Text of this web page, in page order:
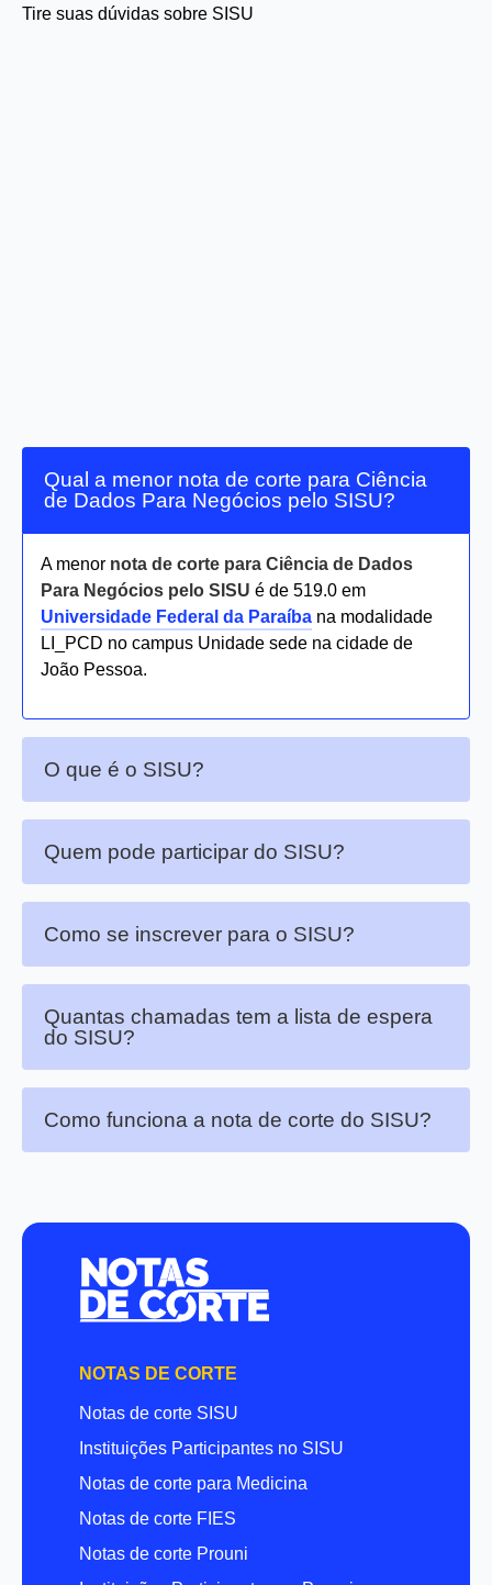
Tire suas dúvidas sobre SISU
Qual a menor nota de corte para Ciência
de Dados Para Negócios pelo SISU?
A menor nota de corte para Ciência de Dados
Para Negócios pelo SISU é de 519.0 em
Universidade Federal da Paraíba na modalidade
LI_PCD no campus Unidade sede na cidade de
João Pessoa.
O que é o SISU?
Quem pode participar do SISU?
Como se inscrever para o SISU?
Quantas chamadas tem a lista de espera
do SISU?
Como funciona a nota de corte do SISU?
NOTAS DE CORTE
Notas de corte SISU
Instituições Participantes no SISU
Notas de corte para Medicina
Notas de corte FIES
Notas de corte Prouni